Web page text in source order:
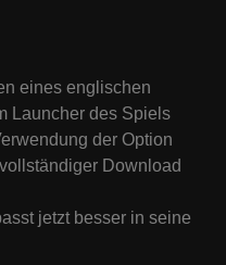
eines englischen
Launcher des Spiels
der Option
Download
jetzt besser in seine